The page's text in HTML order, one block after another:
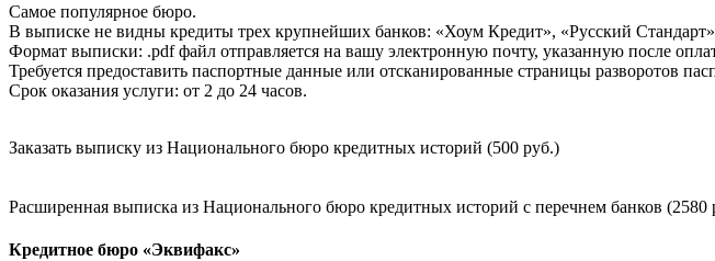
Самое популярное бюро.
В выписке не видны кредиты трех крупнейших банков: «Хоум Кредит», «Русский
Формат выписки: .pdf файл отправляется на вашу электронную почту, указанную после
Требуется предоставить паспортные данные или отсканированные страницы разворотов
Срок оказания услуги: от 2 до 24 часов.
Заказать выписку из Национального бюро кредитных историй (500 руб.)
Расширенная выписка из Национального бюро кредитных историй с перечнем банков (2580
Кредитное бюро «Эквифакс»